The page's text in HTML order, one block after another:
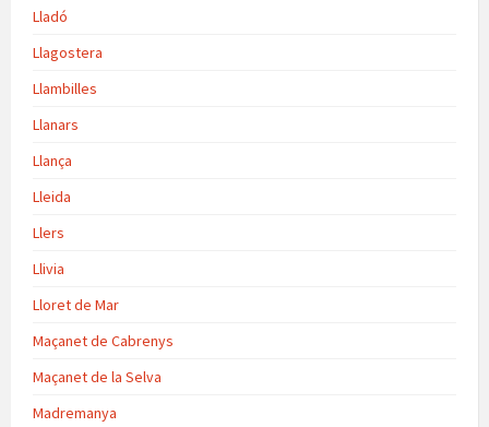
Lladó
Llagostera
Llambilles
Llanars
Llança
Lleida
Llers
Llivia
Lloret de Mar
Maçanet de Cabrenys
Maçanet de la Selva
Madremanya